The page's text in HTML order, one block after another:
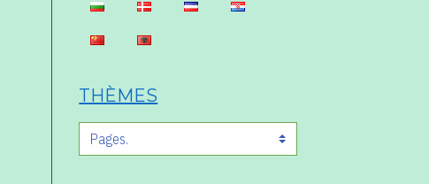
THÈMES